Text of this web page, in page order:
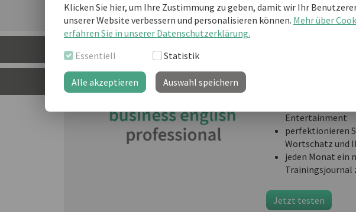
Klicken Sie hier, um Ihre Zustimmung zu geben, damit wir Ihr
unserer Website verbessern und personalisieren können. Mehr über
erfahren Sie in unserer Datenschutzerklärung.
Essentiell
Statistik
Alle akzeptieren Auswahl speichern
business english
Know-How und
Ihr professionelles
Entertainment
perfektionieren
Wortschatz und
jeden Monat ein
Trainingsjournal
Jetzt testen